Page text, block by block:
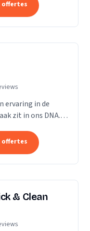
offertes
ervaring in de
zit in ons DNA.
Vakantie
offertes
& Clean